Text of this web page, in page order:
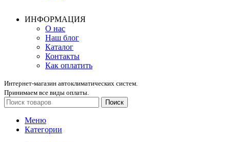
ИНФОРМАЦИЯ
О нас
Наш блог
Каталог
Контакты
Как оплатить
Интернет-магазин автоклиматических систем.
Принимаем все виды оплаты.
Поиск
Меню
Категории